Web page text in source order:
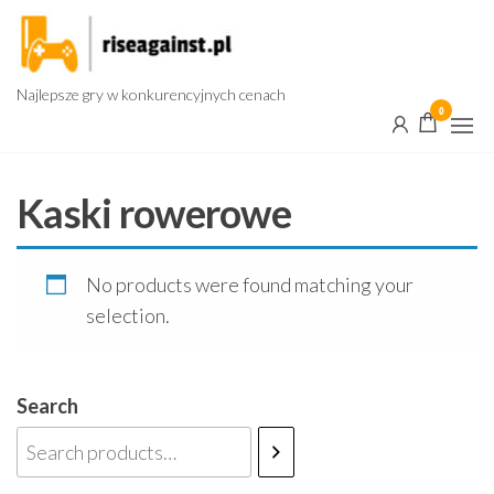
Przejdź
treści
Najlepsze gry w konkurencyjnych cenach
0
Kaski rowerowe
No products were found matching your
selection.
Search